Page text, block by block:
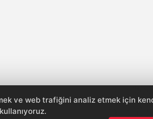
ve web trafiğini analiz etmek için